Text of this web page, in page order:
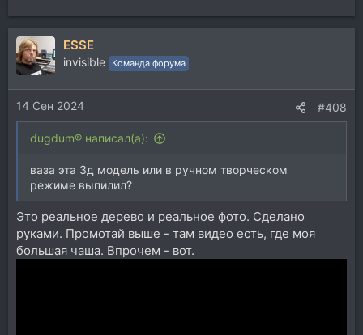
ESSE
invisible Команда форума
14 Сен 2024 #408
dugdum® написал(а):
ваза эта 3д модель или в ручном творческом
режиме выпилил?
Это реальное дерево и реальное фото. Сделано
руками. Промотай выше - там видео есть, где моя
большая чаша. Впрочем - вот.